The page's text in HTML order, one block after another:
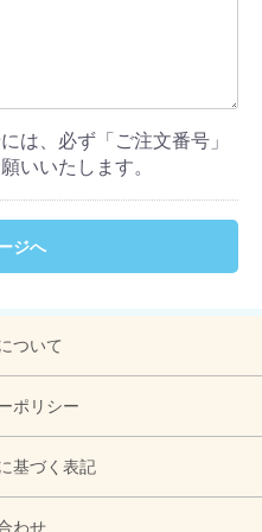
は、必ず「ご注文番号」
いいたします。
ジへ
ついて
ポリシー
基づく表記
わせ